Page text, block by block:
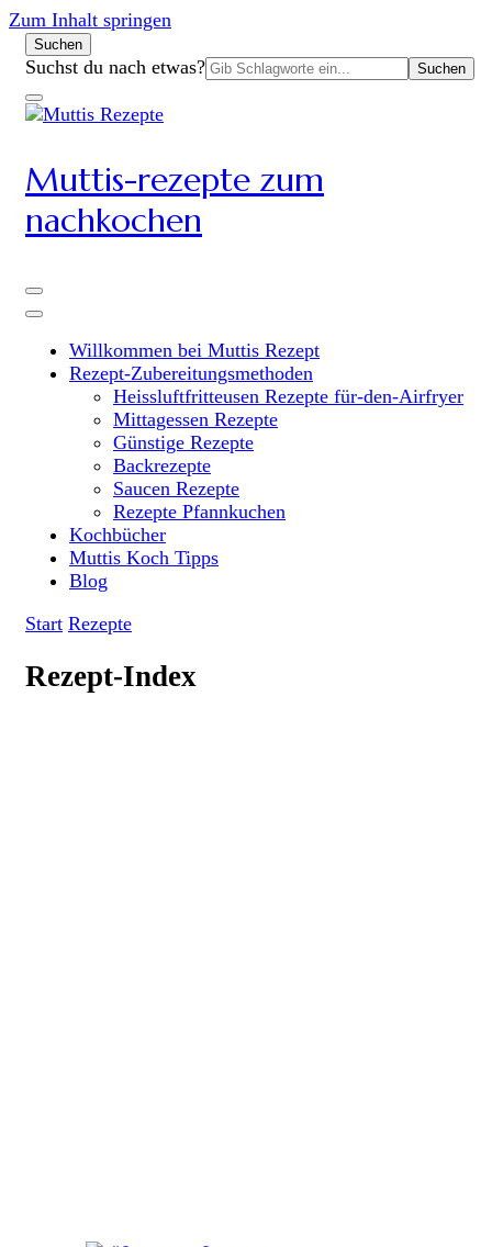
Zum Inhalt springen
Suchen
Suchen
nach:
Suchst du nach etwas?
Muttis-rezepte zum
nachkochen
Willkommen bei Muttis Rezept
Rezept-Zubereitungsmethoden
Heissluftfritteusen Rezepte für-den-Airfryer
Mittagessen Rezepte
Günstige Rezepte
Backrezepte
Saucen Rezepte
Rezepte Pfannkuchen
Kochbücher
Muttis Koch Tipps
Blog
Start Rezepte
Rezept-Index